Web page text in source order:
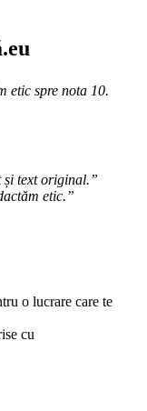
.eu
etic spre nota 10.
și text original.”
etic.”
o lucrare care te
cu